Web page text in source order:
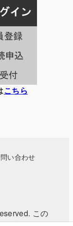
こちら
い合わせ
この